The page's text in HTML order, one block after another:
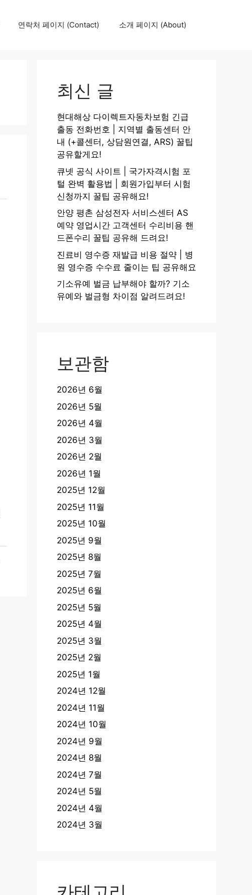
연락처 페이지 (Contact) 소개 페이지 (About)
최신 글
현대해상 다이렉트자동차보험 긴급
출동 전화번호 | 지역별 출동센터 안
내 (+콜센터, 상담원연결, ARS) 꿀팁
공유할게요!
큐넷 공식 사이트 | 국가자격시험 포
털 완벽 활용법 | 회원가입부터 시험
신청까지 꿀팁 공유해요!
안양 평촌 삼성전자 서비스센터 AS
예약 영업시간 고객센터 수리비용 핸
드폰수리 꿀팁 공유해 드려요!
진료비 영수증 재발급 비용 절약 | 병
원 영수증 수수료 줄이는 팁 공유해요
기소유예 벌금 납부해야 할까? 기소
유예와 벌금형 차이점 알려드려요!
보관함
2026년 6월
2026년 5월
2026년 4월
2026년 3월
2026년 2월
2026년 1월
2025년 12월
2025년 11월
2025년 10월
2025년 9월
2025년 8월
2025년 7월
2025년 6월
2025년 5월
2025년 4월
2025년 3월
2025년 2월
2025년 1월
2024년 12월
2024년 11월
2024년 10월
2024년 9월
2024년 8월
2024년 7월
2024년 5월
2024년 4월
2024년 3월